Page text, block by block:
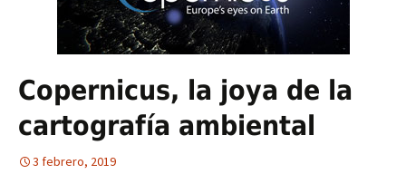
Copernicus, la joya de la
cartografía ambiental
3 febrero, 2019